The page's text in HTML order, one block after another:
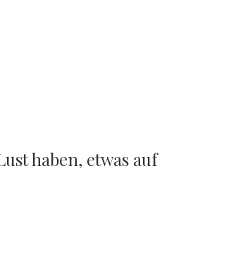
haben, etwas auf